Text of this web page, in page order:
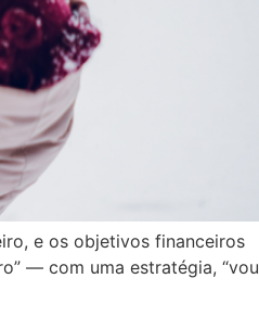
e os objetivos financeiros
— com uma estratégia, “vou